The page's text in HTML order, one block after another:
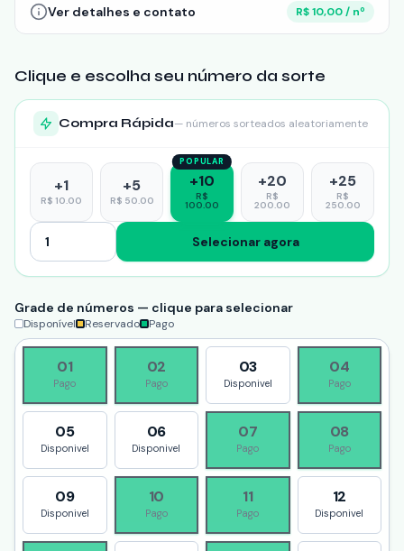
causa tão nobre.
Ver detalhes e contato R$ 10,00 / nº
Clique e escolha seu número da sorte
Compra Rápida— números sorteados aleatoriamente
+1
R$ 10.00
+5
R$ 50.00
POPULAR
+10
R$
100.00
+20
R$
200.00
+25
R$
250.00
Selecionar agora
Grade de números — clique para selecionar
Disponível Reservado Pago
01
Pago
02
Pago
03
Disponivel
04
Pago
05
Disponivel
06
Disponivel
07
Pago
08
Pago
09
Disponivel
10
Pago
11
Pago
12
Disponivel